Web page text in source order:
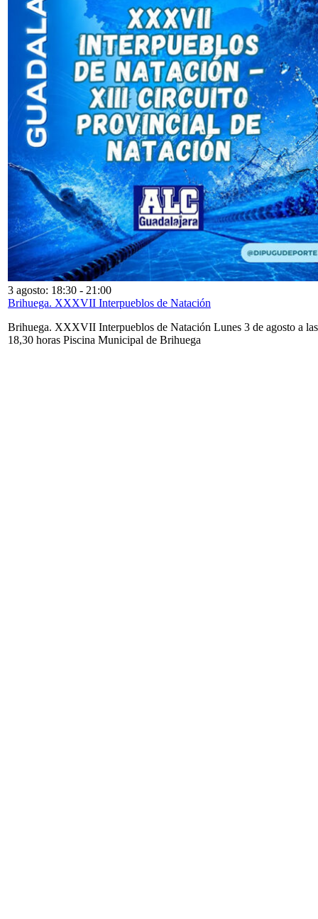
3 agosto: 18:30 - 21:00
Brihuega. XXXVII Interpueblos de Natación
Brihuega. XXXVII Interpueblos de Natación Lunes 3 de agosto a las
18,30 horas Piscina Municipal de Brihuega